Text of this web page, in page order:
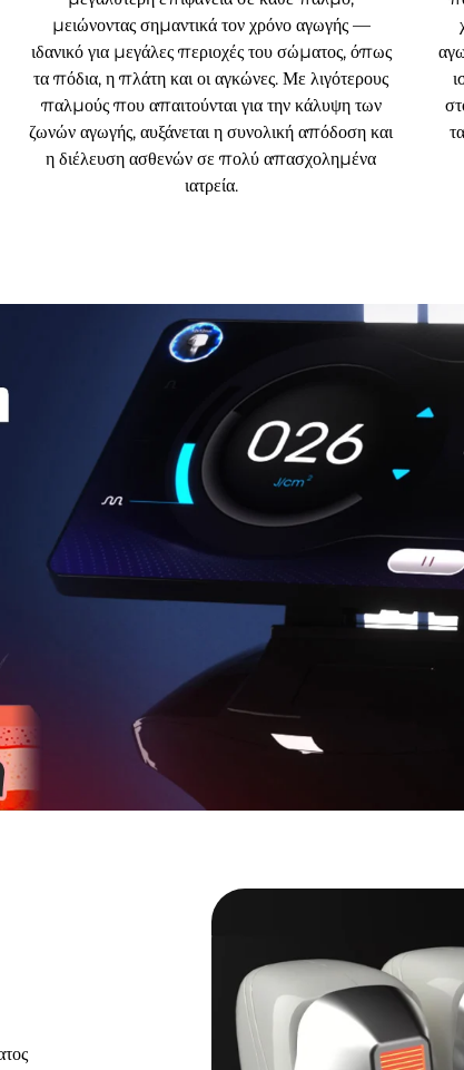
μειώνοντας σημαντικά τον χρόνο αγωγής —
ιδανικό για μεγάλες περιοχές του σώματος, όπως
τα πόδια, η πλάτη και οι αγκώνες. Με λιγότερους
παλμούς που απαιτούνται για την κάλυψη των
ζωνών αγωγής, αυξάνεται η συνολική απόδοση και
η διέλευση ασθενών σε πολύ απασχολημένα
ιατρεία.